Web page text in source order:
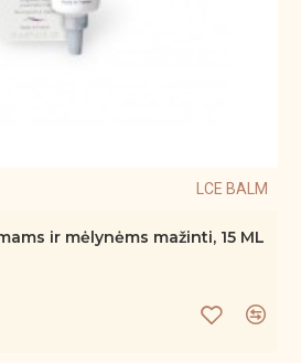
LCE BALM
ir mėlynėms mažinti, 15 ML